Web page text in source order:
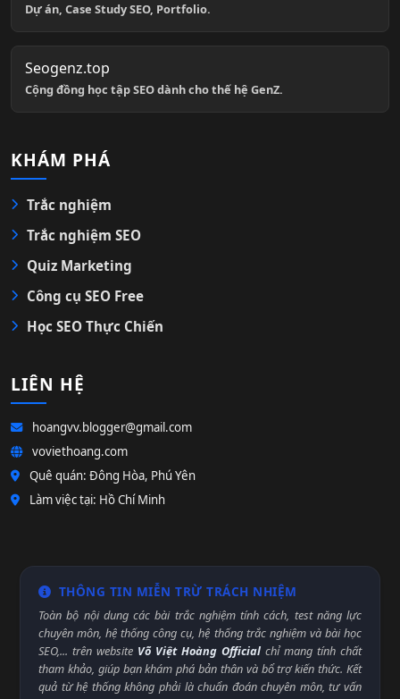
Dự án, Case Study SEO, Portfolio.
Seogenz.top
Cộng đồng học tập SEO dành cho thế hệ GenZ.
KHÁM PHÁ
Trắc nghiệm
Trắc nghiệm SEO
Quiz Marketing
Công cụ SEO Free
Học SEO Thực Chiến
LIÊN HỆ
hoangvv.blogger@gmail.com
voviethoang.com
Quê quán: Đông Hòa, Phú Yên
Làm việc tại: Hồ Chí Minh
THÔNG TIN MIỄN TRỪ TRÁCH NHIỆM
Toàn bộ nội dung các bài trắc nghiệm tính cách, test năng lực
chuyên môn, hệ thống công cụ, hệ thống trắc nghiệm và bài học
SEO,... trên website Võ Việt Hoàng Official chỉ mang tính chất
tham khảo, giúp bạn khám phá bản thân và bổ trợ kiến thức. Kết
quả từ hệ thống không phải là chuẩn đoán chuyên môn, tư vấn